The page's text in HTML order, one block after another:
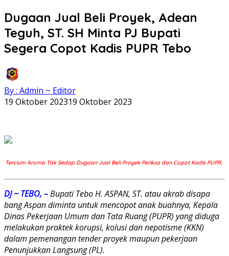
Dugaan Jual Beli Proyek, Adean
Teguh, ST. SH Minta PJ Bupati
Segera Copot Kadis PUPR Tebo
By : Admin ~ Editor
19 Oktober 202319 Oktober 2023
Tercium Aroma Tak Sedap Dugaan Jual Beli Proyek Periksa dan Copot Kadis PUPR,
DJ ~ TEBO, –Bupati Tebo H. ASPAN, ST. atau akrab disapa
bang Aspan diminta untuk mencopot anak buahnya, Kepala
Dinas Pekerjaan Umum dan Tata Ruang (PUPR) yang diduga
melakukan praktek korupsi, kolusi dan nepotisme (KKN)
dalam pemenangan tender proyek maupun pekerjaan
Penunjukkan Langsung (PL).